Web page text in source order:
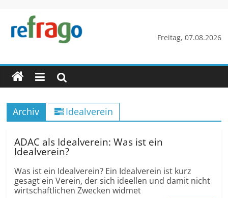
springen
Freitag, 07.08.2026
refrago
Rechtsfragen
online
verständlich
erklärt
Archiv Idealverein
ADAC als Idealverein: Was ist ein
Idealverein?
Was ist ein Idealverein? Ein Idealverein ist kurz
gesagt ein Verein, der sich ideellen und damit nicht
wirtschaftlichen Zwecken widmet